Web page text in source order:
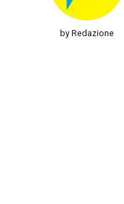
by Redazione